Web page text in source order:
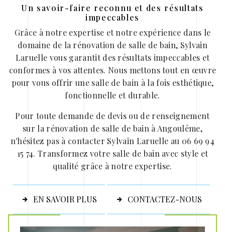
Un savoir-faire reconnu et des résultats
impeccables
Grâce à notre expertise et notre expérience dans le
domaine de la rénovation de salle de bain, Sylvain
Laruelle vous garantit des résultats impeccables et
conformes à vos attentes. Nous mettons tout en œuvre
pour vous offrir une salle de bain à la fois esthétique,
fonctionnelle et durable.
Pour toute demande de devis ou de renseignement
sur la rénovation de salle de bain à Angoulême,
n'hésitez pas à contacter Sylvain Laruelle au 06 69 94
15 74. Transformez votre salle de bain avec style et
qualité grâce à notre expertise.
EN SAVOIR PLUS CONTACTEZ-NOUS